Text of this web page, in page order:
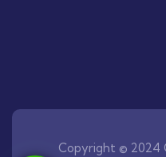
Copyright © 2024